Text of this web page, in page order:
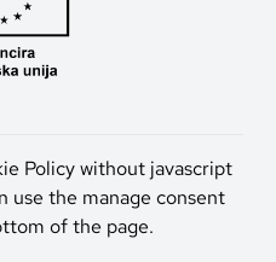
Policy without javascript
use the manage consent
of the page.